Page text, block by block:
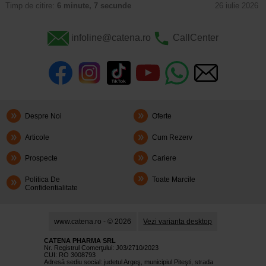
Timp de citire: 6 minute, 7 secunde 26 iulie 2026
infoline@catena.ro CallCenter
Despre Noi Oferte
Articole Cum Rezerv
Prospecte Cariere
Politica De
Confidentialitate
Toate Marcile
www.catena.ro - © 2026 Vezi varianta desktop
CATENA PHARMA SRL
Nr. Registrul Comerţului: J03/2710/2023
CUI: RO 3008793
Adresă sediu social: judetul Argeş, municipiul Piteşti, strada